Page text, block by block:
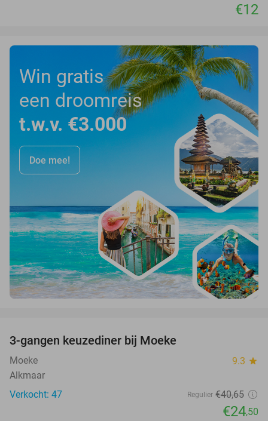
€12
Win gratis
een droomreis
t.w.v. €3.000
Doe mee!
3-gangen keuzediner bij Moeke
Moeke 9.3 star
Alkmaar
Verkocht: 47
Regulier €40,65
€24,50